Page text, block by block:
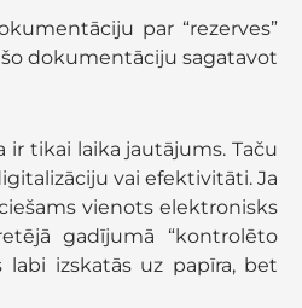
par “rezerves”
dokumentāciju sagatavot
tikai laika jautājums. Taču
vai efektivitāti. Ja
vienots elektronisks
gadījumā “kontrolēto
izskatās uz papīra, bet